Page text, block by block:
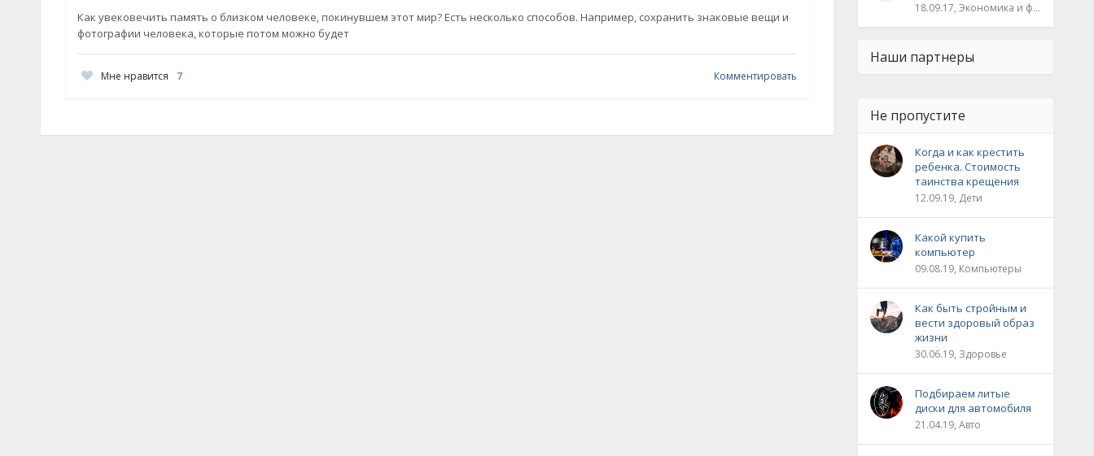
Как увековечить память о близком человеке, покинувшем этот мир? Есть несколько способов. Например, сохранить знаковые вещи и
фотографии человека, которые потом можно будет
Мне нравится 7 Комментировать
18.09.17, Экономика и финансы
Наши партнеры
Не пропустите
Когда и как крестить
ребенка. Стоимость
таинства крещения
12.09.19, Дети
Какой купить
компьютер
09.08.19, Компьютеры
Как быть стройным и
вести здоровый образ
жизни
30.06.19, Здоровье
Подбираем литые
диски для автомобиля
21.04.19, Авто